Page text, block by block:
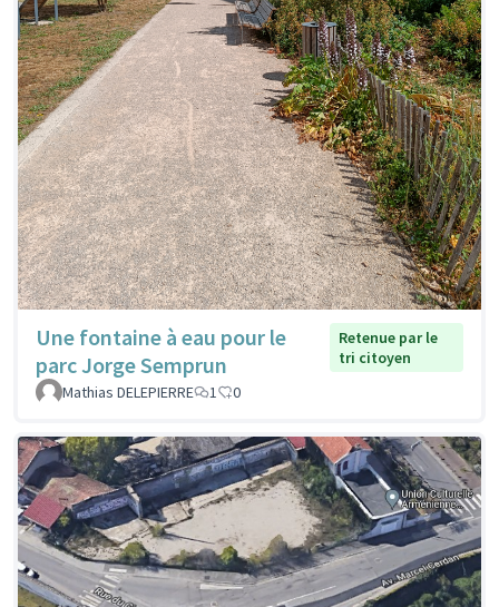
Une fontaine à eau pour le
parc Jorge Semprun
Retenue par le
tri citoyen
Mathias DELEPIERRE
1 0